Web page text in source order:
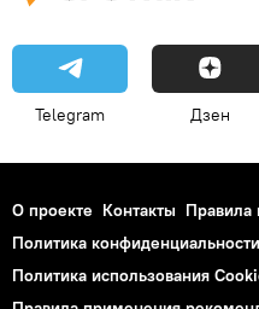
Telegram Дзен
О проекте Контакты Правила
Политика конфиденциальности
Политика использования